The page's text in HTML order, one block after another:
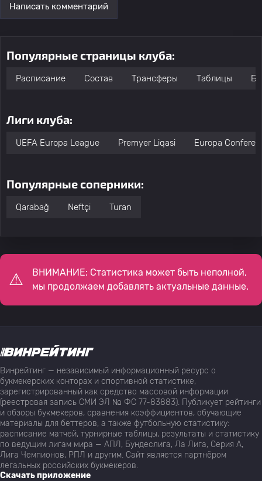
Написать комментарий
Популярные страницы клуба:
Расписание Состав Трансферы Таблицы
Лиги клуба:
UEFA Europa League Premyer Liqasi Europa
Популярные соперники:
Qarabağ Neftçi Turan
ВНИМАНИЕ: Статистика может быть неполной,
мы продолжаем добавлять актуальные данные.
Винрейтинг — независимый информационный ресурс о
букмекерских конторах и спортивной статистике,
зарегистрированный как средство массовой информации
(реестровая запись СМИ ЭЛ № ФС 77-83883). Публикует рейтинги
и обзоры букмекеров, сравнения коэффициентов, обучающие
материалы для беттеров, а также футбольную статистику:
расписание матчей, турнирные таблицы, результаты и статистику
по ведущим лигам мира — АПЛ, Бундеслига, Ла Лига, Серия А,
Лига Чемпионов, РПЛ и другим. Сайт является партнёром
легальных российских букмекеров.
Скачать приложение